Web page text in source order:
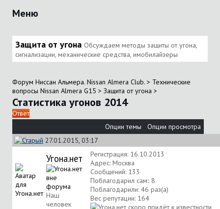
Меню
Защита от угона Обсуждаем методы защиты от угона,
сигнализации, механические средства, имобилайзеры
Форум Ниссан Альмера. Nissan Almera Club. > Технические
вопросы Nissan Almera G15 > Защита от угона >
Статистика угонов 2014
Ответ
Опции темы
Опции просмотра
27.01.2015, 03:17
Угона.нет
Наш
человек
Регистрация: 16.10.2013
Адрес: Москва
Сообщений: 133
Поблагодарил сам:: 8
Поблагодарили: 46 раз(а)
Вес репутации: 164